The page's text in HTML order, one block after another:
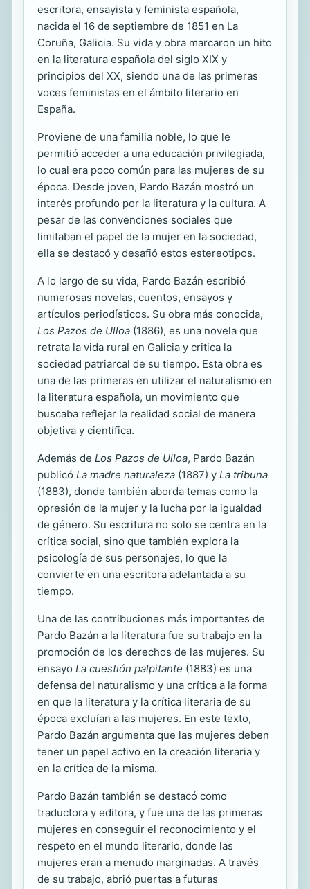
escritora, ensayista y feminista española,
nacida el 16 de septiembre de 1851 en La
Coruña, Galicia. Su vida y obra marcaron un hito
en la literatura española del siglo XIX y
principios del XX, siendo una de las primeras
voces feministas en el ámbito literario en
España.
Proviene de una familia noble, lo que le
permitió acceder a una educación privilegiada,
lo cual era poco común para las mujeres de su
época. Desde joven, Pardo Bazán mostró un
interés profundo por la literatura y la cultura. A
pesar de las convenciones sociales que
limitaban el papel de la mujer en la sociedad,
ella se destacó y desafió estos estereotipos.
A lo largo de su vida, Pardo Bazán escribió
numerosas novelas, cuentos, ensayos y
artículos periodísticos. Su obra más conocida,
Los Pazos de Ulloa (1886), es una novela que
retrata la vida rural en Galicia y critica la
sociedad patriarcal de su tiempo. Esta obra es
una de las primeras en utilizar el naturalismo en
la literatura española, un movimiento que
buscaba reflejar la realidad social de manera
objetiva y científica.
Además de Los Pazos de Ulloa, Pardo Bazán
publicó La madre naturaleza (1887) y La tribuna
(1883), donde también aborda temas como la
opresión de la mujer y la lucha por la igualdad
de género. Su escritura no solo se centra en la
crítica social, sino que también explora la
psicología de sus personajes, lo que la
convierte en una escritora adelantada a su
tiempo.
Una de las contribuciones más importantes de
Pardo Bazán a la literatura fue su trabajo en la
promoción de los derechos de las mujeres. Su
ensayo La cuestión palpitante (1883) es una
defensa del naturalismo y una crítica a la forma
en que la literatura y la crítica literaria de su
época excluían a las mujeres. En este texto,
Pardo Bazán argumenta que las mujeres deben
tener un papel activo en la creación literaria y
en la crítica de la misma.
Pardo Bazán también se destacó como
traductora y editora, y fue una de las primeras
mujeres en conseguir el reconocimiento y el
respeto en el mundo literario, donde las
mujeres eran a menudo marginadas. A través
de su trabajo, abrió puertas a futuras